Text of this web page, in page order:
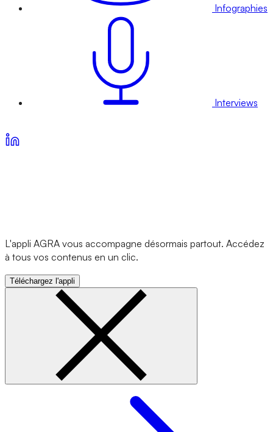
Infographies
Interviews
L'appli AGRA vous accompagne désormais partout. Accédez
à tous vos contenus en un clic.
Téléchargez l'appli